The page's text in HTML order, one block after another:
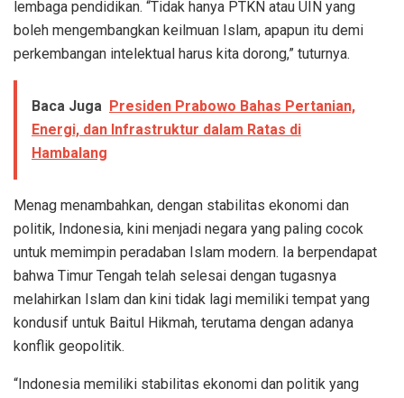
lembaga pendidikan. “Tidak hanya PTKN atau UIN yang
boleh mengembangkan keilmuan Islam, apapun itu demi
perkembangan intelektual harus kita dorong,” tuturnya.
Baca Juga Presiden Prabowo Bahas Pertanian,
Energi, dan Infrastruktur dalam Ratas di
Hambalang
Menag menambahkan, dengan stabilitas ekonomi dan
politik, Indonesia, kini menjadi negara yang paling cocok
untuk memimpin peradaban Islam modern. Ia berpendapat
bahwa Timur Tengah telah selesai dengan tugasnya
melahirkan Islam dan kini tidak lagi memiliki tempat yang
kondusif untuk Baitul Hikmah, terutama dengan adanya
konflik geopolitik.
“Indonesia memiliki stabilitas ekonomi dan politik yang